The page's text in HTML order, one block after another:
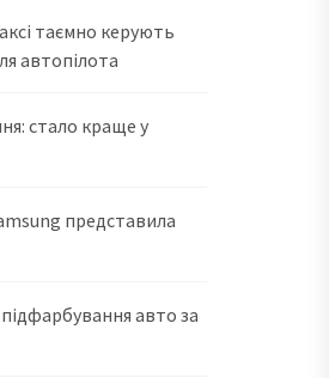
таємно керують
автопілота
стало краще у
представила
авто за